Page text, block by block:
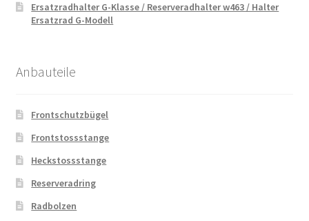
Ersatzradhalter G-Klasse / Reserveradhalter w463 / Halter
Ersatzrad G-Modell
Anbauteile
Frontschutzbügel
Frontstossstange
Heckstossstange
Reserveradring
Radbolzen